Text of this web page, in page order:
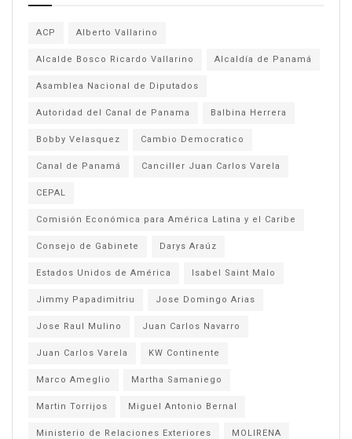
ACP Alberto Vallarino
Alcalde Bosco Ricardo Vallarino Alcaldía de Panamá
Asamblea Nacional de Diputados
Autoridad del Canal de Panama Balbina Herrera
Bobby Velasquez Cambio Democratico
Canal de Panamá Canciller Juan Carlos Varela
CEPAL
Comisión Económica para América Latina y el Caribe
Consejo de Gabinete Darys Araúz
Estados Unidos de América Isabel Saint Malo
Jimmy Papadimitriu Jose Domingo Arias
Jose Raul Mulino Juan Carlos Navarro
Juan Carlos Varela KW Continente
Marco Ameglio Martha Samaniego
Martin Torrijos Miguel Antonio Bernal
Ministerio de Relaciones Exteriores MOLIRENA